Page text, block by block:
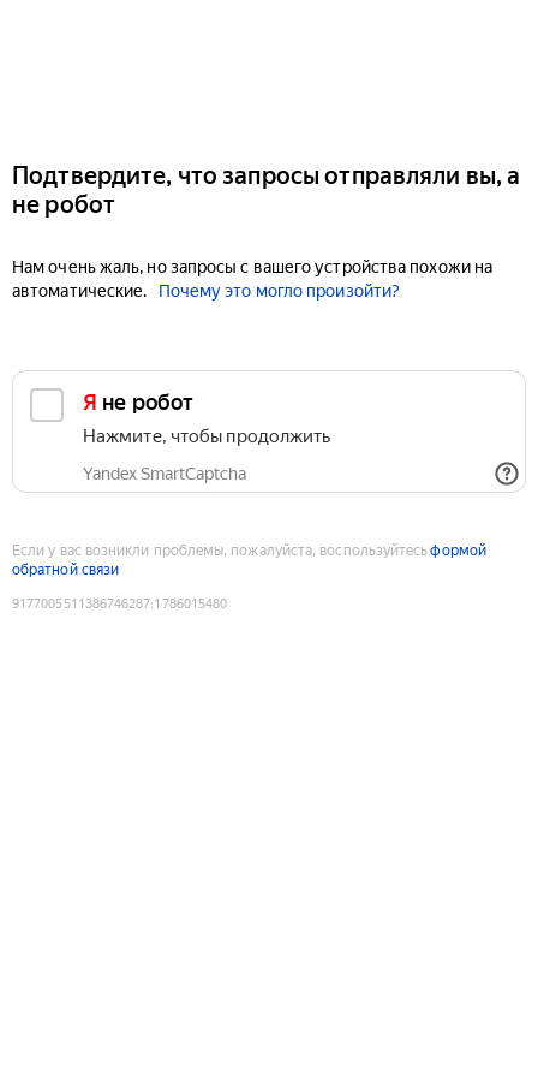
Подтвердите, что запросы отправляли вы, а
не робот
Нам очень жаль, но запросы с вашего устройства похожи на
автоматические.
Почему это могло произойти?
Я не робот
Нажмите, чтобы продолжить
Yandex SmartCaptcha
Если у вас возникли проблемы, пожалуйста, воспользуйтесьформой
обратной связи
9177005511386746287:1786015480